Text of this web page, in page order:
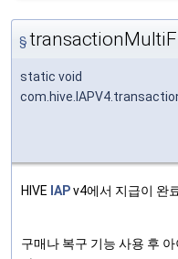
§
static void
HIVE IAPv4에서 지급이 완
구매나 복구 기능 사용 후